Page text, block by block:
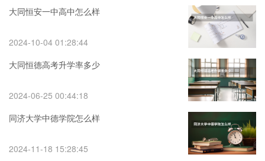
大同恒安一中高中怎么样
2024-10-04 01:28:44
大同恒德高考升学率多少
2024-06-25 00:44:18
同济大学中德学院怎么样
2024-11-18 15:28:45